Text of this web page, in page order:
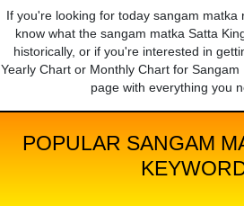
If you're looking for today sangam matka
know what the sangam matka Satta
historically, or if you're interested in
Yearly Chart or Monthly Chart for
page with everything you
POPULAR SANGAM